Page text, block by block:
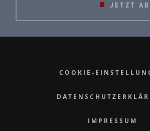
JETZT
COOKIE-
IMPRESSUM